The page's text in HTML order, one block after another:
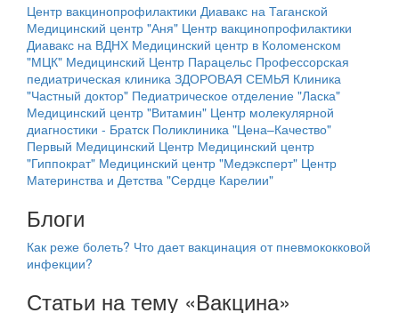
Центр вакцинопрофилактики Диавакс на Таганской
Медицинский центр "Аня" Центр вакцинопрофилактики
Диавакс на ВДНХ Медицинский центр в Коломенском
"МЦК" Медицинский Центр Парацельс Профессорская
педиатрическая клиника ЗДОРОВАЯ СЕМЬЯ Клиника
"Частный доктор" Педиатрическое отделение "Ласка"
Медицинский центр "Витамин" Центр молекулярной
диагностики - Братск Поликлиника "Цена–Качество"
Первый Медицинский Центр Медицинский центр
"Гиппократ" Медицинский центр "Медэксперт" Центр
Материнства и Детства "Сердце Карелии"
Блоги
Как реже болеть? Что дает вакцинация от пневмококковой
инфекции?
Статьи на тему «Вакцина»